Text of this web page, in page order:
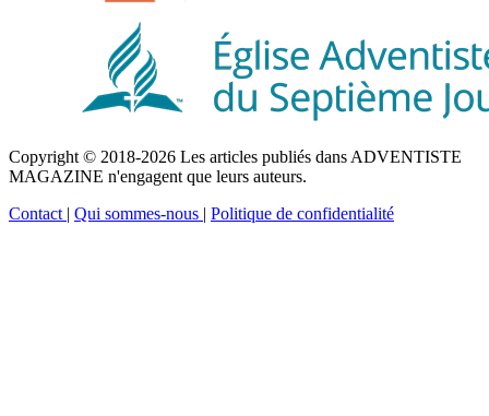
Copyright © 2018-2026 Les articles publiés dans ADVENTISTE
MAGAZINE n'engagent que leurs auteurs.
Contact | Qui sommes-nous | Politique de confidentialité